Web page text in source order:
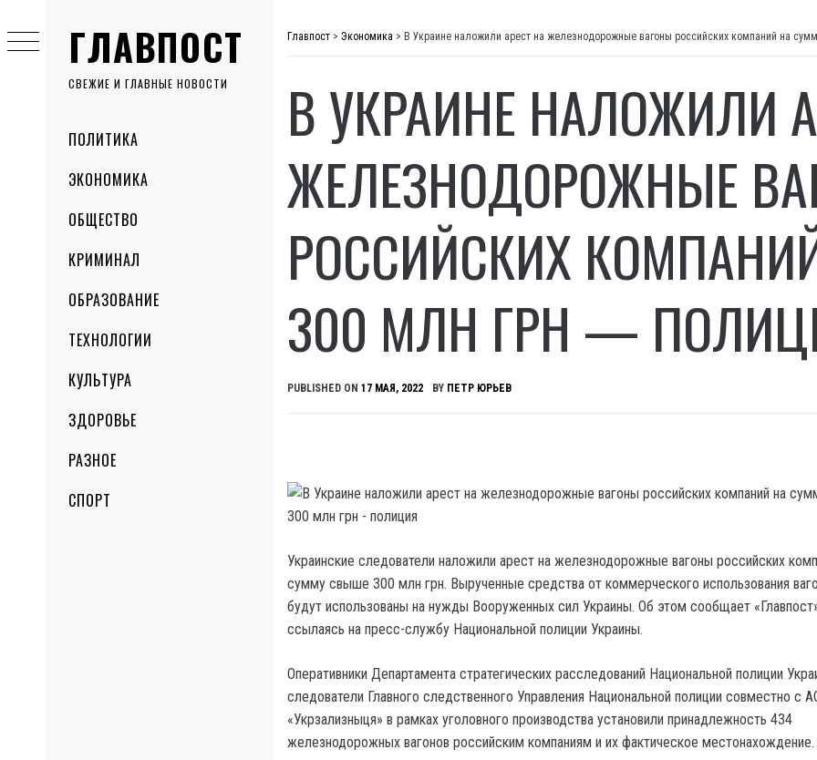
ГЛАВПОСТ
СВЕЖИЕ И ГЛАВНЫЕ НОВОСТИ
MenuПОЛИТИКА
ЭКОНОМИКА
ОБЩЕСТВО
КРИМИНАЛ
ОБРАЗОВАНИЕ
ТЕХНОЛОГИИ
КУЛЬТУРА
ЗДОРОВЬЕ
РАЗНОЕ
СПОРТ
to
content
Главпост > Экономика > В Украине наложили арест на железнодорожные вагоны российских компаний на
В УКРАИНЕ НАЛОЖИЛИ
ЖЕЛЕЗНОДОРОЖНЫЕ
РОССИЙСКИХ
300 МЛН ГРН —
PUBLISHED ON 17 МАЯ, 2022 BY ПЕТР ЮРЬЕВ
Украинские следователи наложили арест на железнодорожные вагоны российских
сумму свыше 300 млн грн. Вырученные средства от коммерческого использования
будут использованы на нужды Вооруженных сил Украины. Об этом сообщает
ссылаясь на пресс-службу Национальной полиции Украины.
Оперативники Департамента стратегических расследований Национальной полиции
следователи Главного следственного Управления Национальной полиции совместно с
«Укрзализныця» в рамках уголовного производства установили принадлежность 434
железнодорожных вагонов российским компаниям и их фактическое местонахождение.